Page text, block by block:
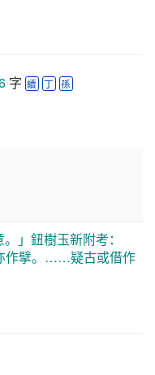
字 續 丁 孫
」鈕樹玉新附考：
作擘。……疑古或借作